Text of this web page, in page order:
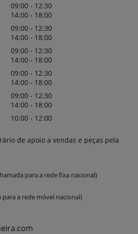
09:00 - 12:30
14:00 - 18:00
09:00 - 12:30
14:00 - 18:00
09:00 - 12:30
14:00 - 18:00
09:00 - 12:30
14:00 - 18:00
09:00 - 12:30
14:00 - 18:00
10:00 - 12:00
de apoio a vendas e peças pela
para a rede fixa nacional)
para a rede móvel nacional)